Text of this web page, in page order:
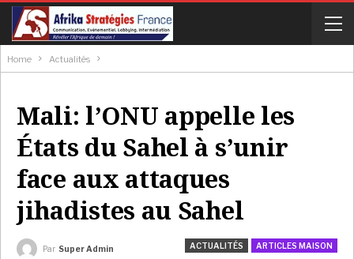
Home Actualités
Mali: l’ONU appelle les
États du Sahel à s’unir
face aux attaques
jihadistes au Sahel
ACTUALITÉS ARTICLES MAISON
Par Super Admin